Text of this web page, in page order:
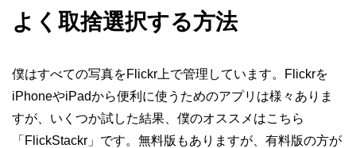
よく取捨選択する方法
僕はすべての写真をFlickr上で管理しています。Flickrを
iPhoneやiPadから便利に使うためのアプリは様々ありま
すが、いくつか試した結果、僕のオススメはこちら
「FlickStackr」です。無料版もありますが、有料版の方が